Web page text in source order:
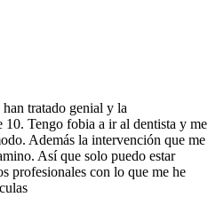
tratado genial y la
10. Tengo fobia a ir al dentista y me
Además la intervención que me
Así que solo puedo estar
profesionales con lo que me he